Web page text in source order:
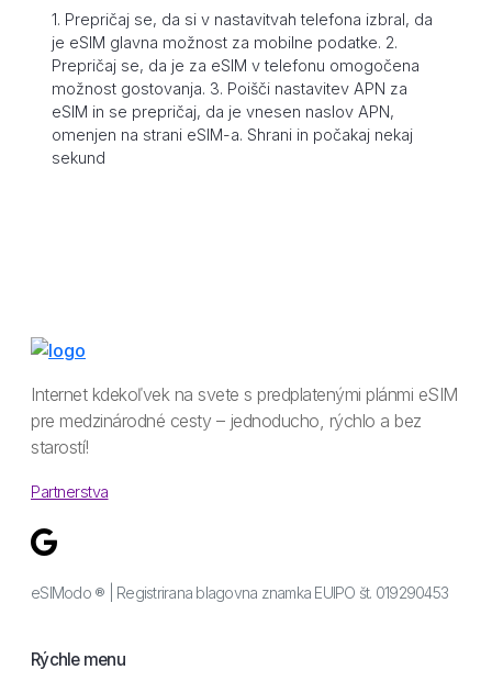
1. Prepričaj se, da si v nastavitvah telefona izbral, da
je eSIM glavna možnost za mobilne podatke. 2.
Prepričaj se, da je za eSIM v telefonu omogočena
možnost gostovanja. 3. Poišči nastavitev APN za
eSIM in se prepričaj, da je vnesen naslov APN,
omenjen na strani eSIM-a. Shrani in počakaj nekaj
sekund
Internet kdekoľvek na svete s predplatenými plánmi eSIM
pre medzinárodné cesty – jednoducho, rýchlo a bez
starostí!
Partnerstva
eSIModo ® | Registrirana blagovna znamka EUIPO št. 019290453
Rýchle menu